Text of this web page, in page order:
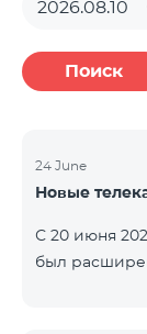
Поиск
24 June
Новые
С 20 июня
был